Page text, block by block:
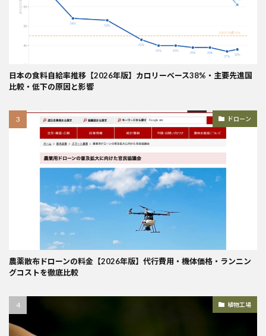
日本の食料自給率推移【2026年版】カロリーベース38%・主要先進国
比較・低下の原因と影響
ドローン
農薬散布ドローンの料金【2026年版】代行費用・機体価格・ランニン
グコストを徹底比較
植物工場